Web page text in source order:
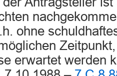
ohne
erwartet werden